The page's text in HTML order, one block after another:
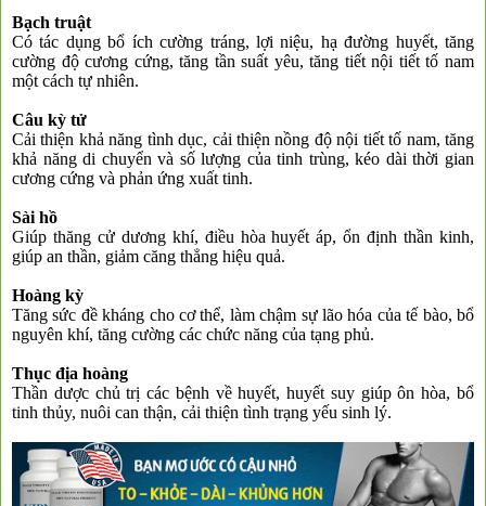
Bạch truật
Có tác dụng bổ ích cường tráng, lợi niệu, hạ đường huyết, tăng
cường độ cương cứng, tăng tần suất yêu, tăng tiết nội tiết tố nam
một cách tự nhiên.
Câu kỳ tử
Cải thiện khả năng tình dục, cải thiện nồng độ nội tiết tố nam, tăng
khả năng di chuyển và số lượng của tinh trùng, kéo dài thời gian
cương cứng và phản ứng xuất tinh.
Sài hồ
Giúp thăng cử dương khí, điều hòa huyết áp, ổn định thần kinh,
giúp an thần, giảm căng thẳng hiệu quả.
Hoàng kỳ
Tăng sức đề kháng cho cơ thể, làm chậm sự lão hóa của tế bào, bổ
nguyên khí, tăng cường các chức năng của tạng phủ.
Thục địa hoàng
Thần dược chủ trị các bệnh về huyết, huyết suy giúp ôn hòa, bổ
tinh thủy, nuôi can thận, cải thiện tình trạng yếu sinh lý.